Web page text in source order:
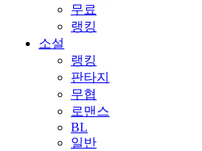
무료
랭킹
소설
랭킹
판타지
무협
로맨스
BL
일반